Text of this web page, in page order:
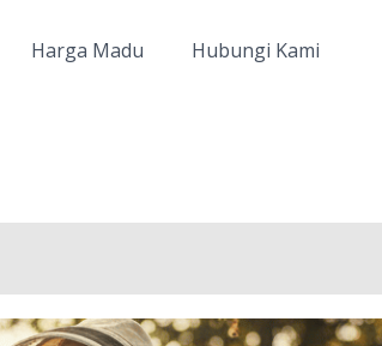
Harga Madu Hubungi Kami